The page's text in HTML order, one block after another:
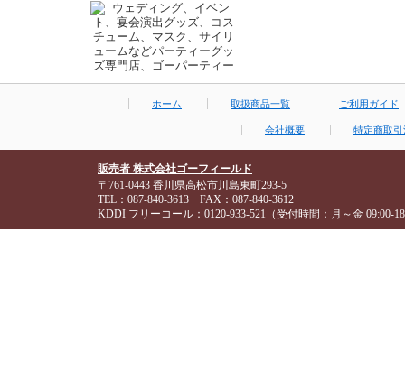
ホーム 取扱商品一覧 ご利用ガイド
会社概要 特定商取
販売者 株式会社ゴーフィールド
〒761-0443 香川県高松市川島東町293-5
TEL：087-840-3613 FAX：087-840-3612
KDDI フリーコール：0120-933-521（受付時間：月～金 09:00-